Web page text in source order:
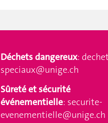
Déchets dangereux:
speciaux@unige.ch
Sûreté et sécurité
événementielle: securite-
evenementielle@unige.ch